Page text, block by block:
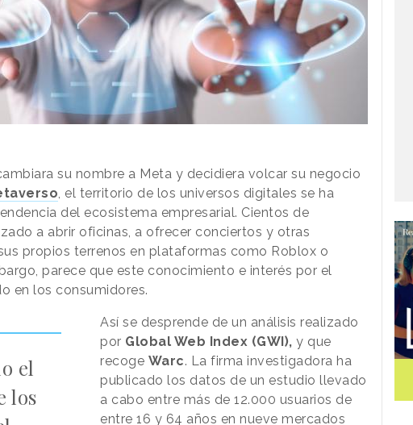
su nombre a Meta y decidiera volcar su negocio
, el territorio de los universos digitales se ha
del ecosistema empresarial. Cientos de
a abrir oficinas, a ofrecer conciertos y otras
propios terrenos en plataformas como Roblox o
parece que este conocimiento e interés por el
en los consumidores.
el
los
Así se desprende de un análisis realizado
por Global Web Index (GWI), y que
recoge Warc. La firma investigadora ha
publicado los datos de un estudio llevado
a cabo entre más de 12.000 usuarios de
entre 16 y 64 años en nueve mercados